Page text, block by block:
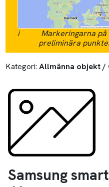
i
Markeringarna
preliminära
Kategori: Allmänna objekt /
Samsung